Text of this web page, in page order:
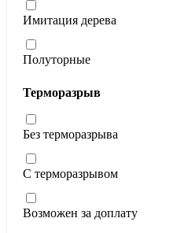
Имитация дерева
Полуторные
Терморазрыв
Без терморазрыва
С терморазрывом
Возможен за доплату